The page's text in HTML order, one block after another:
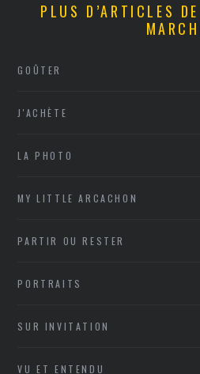
PLUS D’ARTICLES
GOÛTER
J'ACHÈTE
LA PHOTO
MY LITTLE ARCACHON
PARTIR OU RESTER
PORTRAITS
SUR INVITATION
VU ET ENTENDU